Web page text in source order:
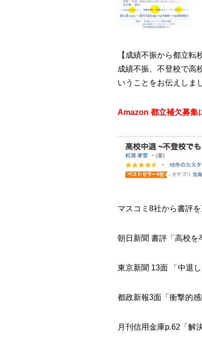
【成績不振から都立転
成績不振、不登校で高
いうことをお伝えしま
Amazon 都立補欠募集
マスコミ8社から書評を
朝日新聞 書評「高校を
東京新聞 13面 「中退
都政新報3面「衝撃的感
月刊信用金庫p.62「解